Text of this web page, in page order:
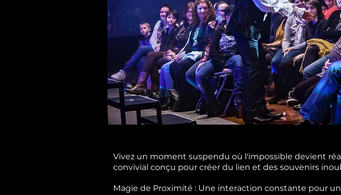
Vivez un moment suspendu où l'impossible devient
convivial conçu pour créer du lien et des souvenirs
Magie de Proximité : Une interaction constante pour